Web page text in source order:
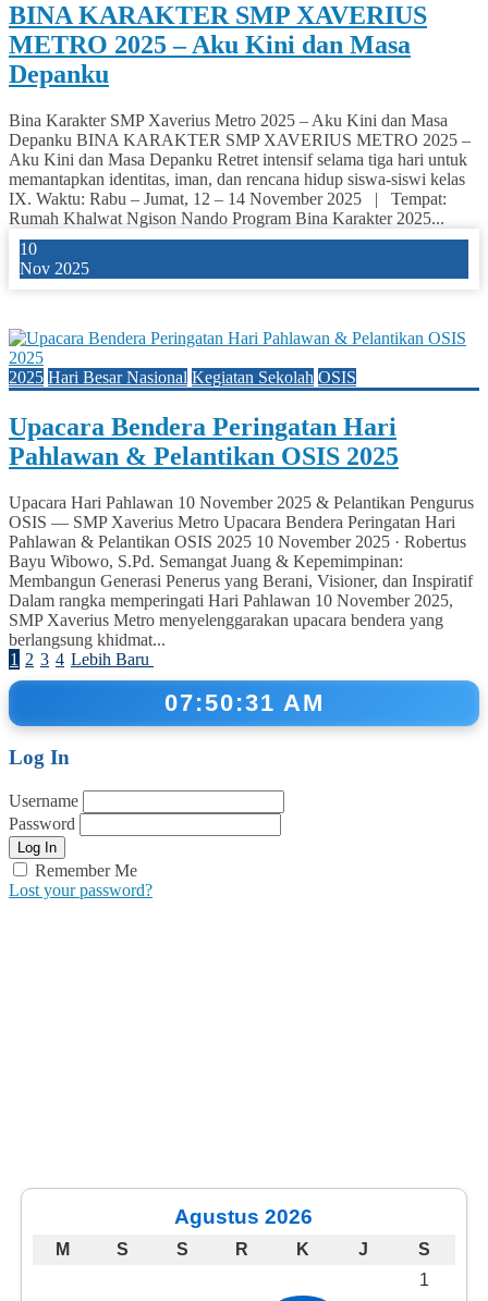
BINA KARAKTER SMP XAVERIUS
METRO 2025 – Aku Kini dan Masa
Depanku
Bina Karakter SMP Xaverius Metro 2025 – Aku Kini dan Masa
Depanku BINA KARAKTER SMP XAVERIUS METRO 2025 –
Aku Kini dan Masa Depanku Retret intensif selama tiga hari untuk
memantapkan identitas, iman, dan rencana hidup siswa-siswi kelas
IX. Waktu: Rabu – Jumat, 12 – 14 November 2025 | Tempat:
Rumah Khalwat Ngison Nando Program Bina Karakter 2025...
10
Nov 2025
2025 Hari Besar Nasional Kegiatan Sekolah OSIS
Upacara Bendera Peringatan Hari
Pahlawan & Pelantikan OSIS 2025
Upacara Hari Pahlawan 10 November 2025 & Pelantikan Pengurus
OSIS — SMP Xaverius Metro Upacara Bendera Peringatan Hari
Pahlawan & Pelantikan OSIS 2025 10 November 2025 · Robertus
Bayu Wibowo, S.Pd. Semangat Juang & Kepemimpinan:
Membangun Generasi Penerus yang Berani, Visioner, dan Inspiratif
Dalam rangka memperingati Hari Pahlawan 10 November 2025,
SMP Xaverius Metro menyelenggarakan upacara bendera yang
berlangsung khidmat...
1 2 3 4 Lebih Baru
07:50:32 AM
Log In
Username
Password
Remember Me
Lost your password?
Agustus 2026
M S S R K J
S
1